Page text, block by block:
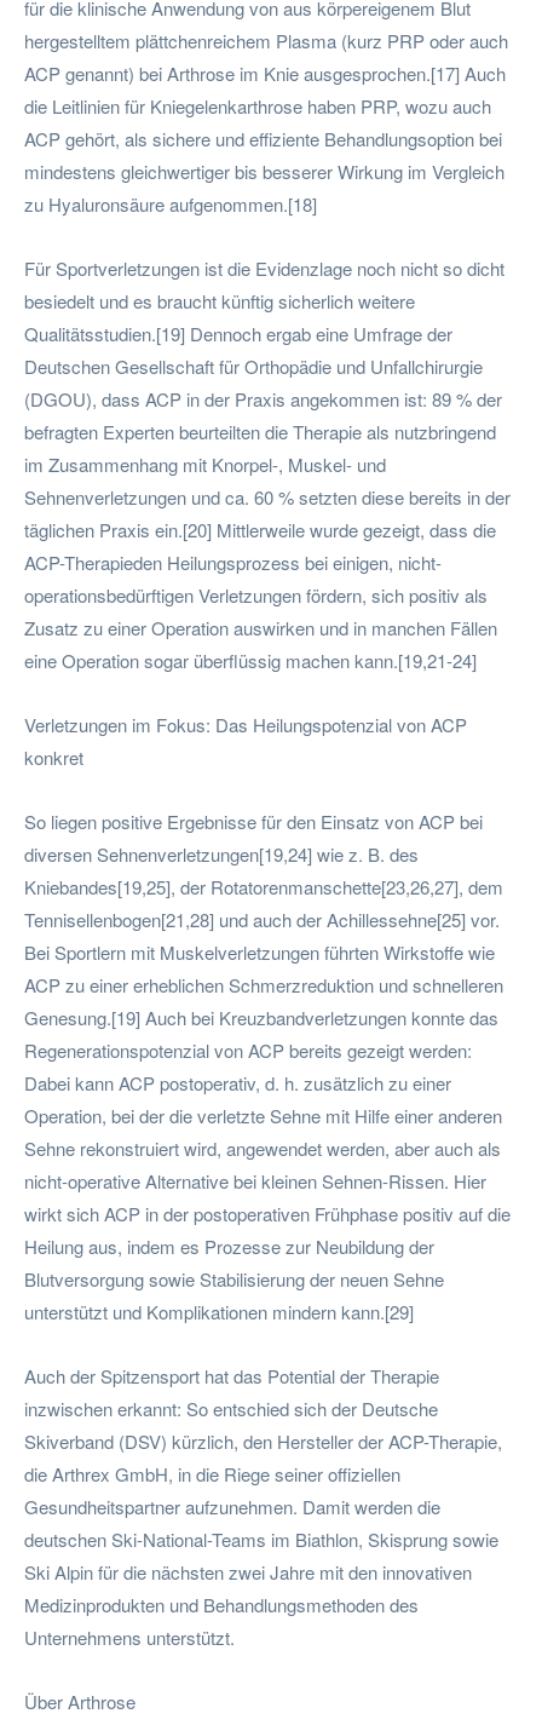
für die klinische Anwendung von aus körpereigenem Blut
hergestelltem plättchenreichem Plasma (kurz PRP oder auch
ACP genannt) bei Arthrose im Knie ausgesprochen.[17] Auch
die Leitlinien für Kniegelenkarthrose haben PRP, wozu auch
ACP gehört, als sichere und effiziente Behandlungsoption bei
mindestens gleichwertiger bis besserer Wirkung im Vergleich
zu Hyaluronsäure aufgenommen.[18]
Für Sportverletzungen ist die Evidenzlage noch nicht so dicht
besiedelt und es braucht künftig sicherlich weitere
Qualitätsstudien.[19] Dennoch ergab eine Umfrage der
Deutschen Gesellschaft für Orthopädie und Unfallchirurgie
(DGOU), dass ACP in der Praxis angekommen ist: 89 % der
befragten Experten beurteilten die Therapie als nutzbringend
im Zusammenhang mit Knorpel-, Muskel- und
Sehnenverletzungen und ca. 60 % setzten diese bereits in der
täglichen Praxis ein.[20] Mittlerweile wurde gezeigt, dass die
ACP-Therapieden Heilungsprozess bei einigen, nicht-
operationsbedürftigen Verletzungen fördern, sich positiv als
Zusatz zu einer Operation auswirken und in manchen Fällen
eine Operation sogar überflüssig machen kann.[19,21-24]
Verletzungen im Fokus: Das Heilungspotenzial von ACP
konkret
So liegen positive Ergebnisse für den Einsatz von ACP bei
diversen Sehnenverletzungen[19,24] wie z. B. des
Kniebandes[19,25], der Rotatorenmanschette[23,26,27], dem
Tennisellenbogen[21,28] und auch der Achillessehne[25] vor.
Bei Sportlern mit Muskelverletzungen führten Wirkstoffe wie
ACP zu einer erheblichen Schmerzreduktion und schnelleren
Genesung.[19] Auch bei Kreuzbandverletzungen konnte das
Regenerationspotenzial von ACP bereits gezeigt werden:
Dabei kann ACP postoperativ, d. h. zusätzlich zu einer
Operation, bei der die verletzte Sehne mit Hilfe einer anderen
Sehne rekonstruiert wird, angewendet werden, aber auch als
nicht-operative Alternative bei kleinen Sehnen-Rissen. Hier
wirkt sich ACP in der postoperativen Frühphase positiv auf die
Heilung aus, indem es Prozesse zur Neubildung der
Blutversorgung sowie Stabilisierung der neuen Sehne
unterstützt und Komplikationen mindern kann.[29]
Auch der Spitzensport hat das Potential der Therapie
inzwischen erkannt: So entschied sich der Deutsche
Skiverband (DSV) kürzlich, den Hersteller der ACP-Therapie,
die Arthrex GmbH, in die Riege seiner offiziellen
Gesundheitspartner aufzunehmen. Damit werden die
deutschen Ski-National-Teams im Biathlon, Skisprung sowie
Ski Alpin für die nächsten zwei Jahre mit den innovativen
Medizinprodukten und Behandlungsmethoden des
Unternehmens unterstützt.
Über Arthrose